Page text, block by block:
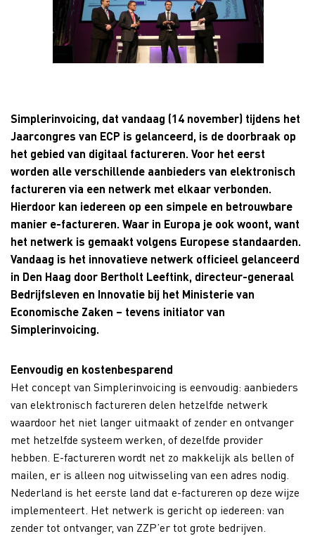
Simplerinvoicing, dat vandaag (14 november) tijdens het
Jaarcongres van ECP is gelanceerd, is de doorbraak op
het gebied van digitaal factureren. Voor het eerst
worden alle verschillende aanbieders van elektronisch
factureren via een netwerk met elkaar verbonden.
Hierdoor kan iedereen op een simpele en betrouwbare
manier e-factureren. Waar in Europa je ook woont, want
het netwerk is gemaakt volgens Europese standaarden.
Vandaag is het innovatieve netwerk officieel gelanceerd
in Den Haag door Bertholt Leeftink, directeur-generaal
Bedrijfsleven en Innovatie bij het Ministerie van
Economische Zaken – tevens initiator van
Simplerinvoicing.
Eenvoudig en kostenbesparend
Het concept van Simplerinvoicing is eenvoudig: aanbieders
van elektronisch factureren delen hetzelfde netwerk
waardoor het niet langer uitmaakt of zender en ontvanger
met hetzelfde systeem werken, of dezelfde provider
hebben. E-factureren wordt net zo makkelijk als bellen of
mailen, er is alleen nog uitwisseling van een adres nodig.
Nederland is het eerste land dat e-factureren op deze wijze
implementeert. Het netwerk is gericht op iedereen: van
zender tot ontvanger, van ZZP’er tot grote bedrijven.